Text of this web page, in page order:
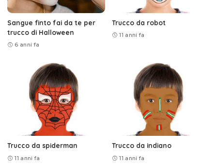
Sangue finto fai da te per
trucco di Halloween
6 anni fa
Trucco da robot
11 anni fa
Trucco da spiderman
11 anni fa
Trucco da indiano
11 anni fa